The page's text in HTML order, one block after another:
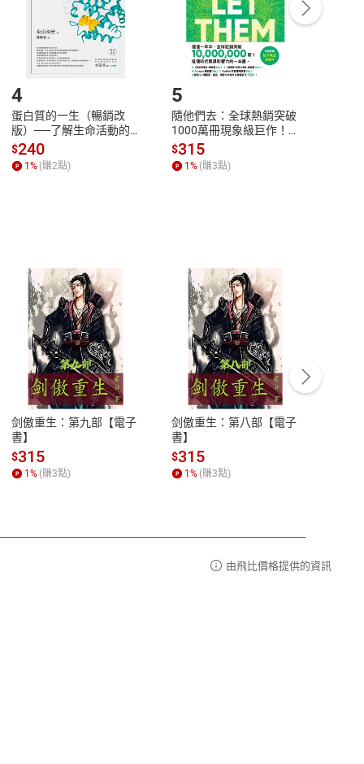
號，下載書籍後看書
性
參
客服資訊
服務時間：週一到週五 10:00-12:00、
13:00-17:00 (國定假日及例假日休息)
客服電話：0080-1857077
4
蛋白質的一生（暢銷改
版）──了解生命活動的
秘密，讀懂生命科學的第
一本書【電子書】
$240
1% (賺2點)
5
隨他們去：全球熱銷突破
1000萬冊現象級巨作！
改變千萬人命運的心理技
巧【附放下執念明信片
圖】【電子書】
$315
1% (賺3點)
剑傲重生：第九部【電子
書】
$315
1% (賺3點)
剑傲重生：第八部【電子
書】
$315
1% (賺3點)
由飛比價格提供的資訊